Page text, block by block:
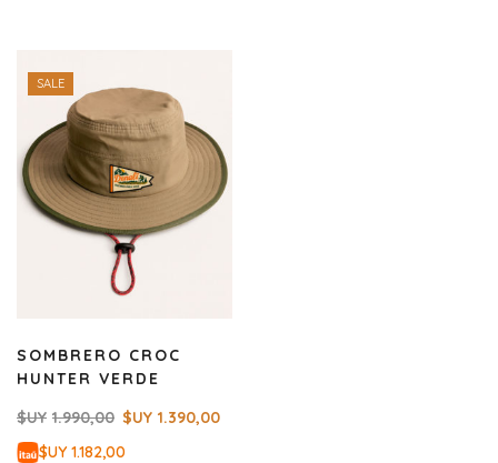
SALE
SOMBRERO CROC
HUNTER VERDE
$UY 1.990,00 $UY 1.390,00
$UY 1.182,00